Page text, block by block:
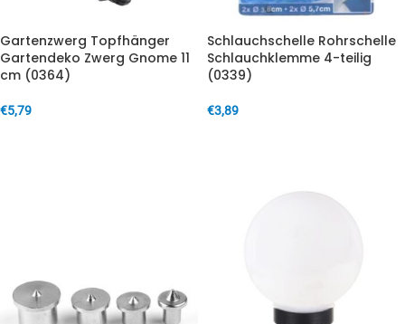
Gartenzwerg Topfhänger
Gartendeko Zwerg Gnome 11
cm (0364)
€5,79
Schlauchschelle Rohrschelle
Schlauchklemme 4-teilig
(0339)
€3,89